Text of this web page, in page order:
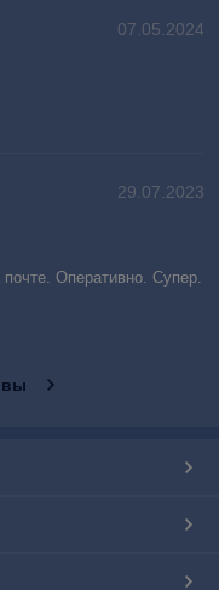
07.05.2024
29.07.2023
Оперативно. Супер.